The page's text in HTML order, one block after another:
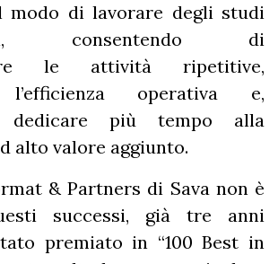
modo di lavorare degli studi
consentendo di
le attività ripetitive,
l’efficienza operativa e,
dedicare più tempo alla
alto valore aggiunto.
& Partners di Sava non è
successi, già tre anni
premiato in “100 Best in